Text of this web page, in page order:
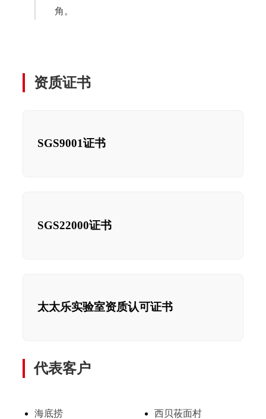
角。
资质证书
SGS9001证书
SGS22000证书
太太乐实验室资质认可证书
代表客户
海底捞 西贝莜面村